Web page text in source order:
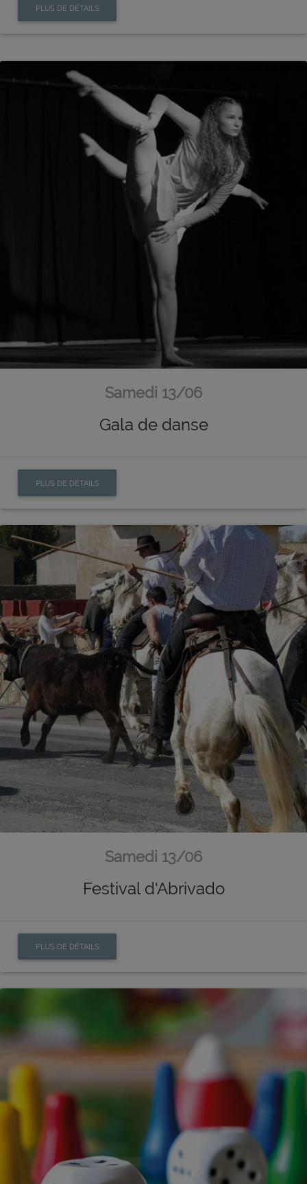
PLUS DE DÉTAILS
Samedi 13/06
Gala de danse
PLUS DE DÉTAILS
Samedi 13/06
Festival d'Abrivado
PLUS DE DÉTAILS